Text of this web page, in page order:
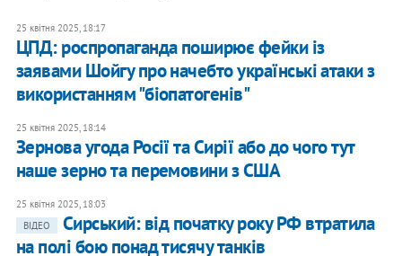
25 квітня 2025, 18:17
ЦПД: роспропаганда поширює фейки із
заявами Шойгу про начебто українські атаки з
використанням "біопатогенів"
25 квітня 2025, 18:14
Зернова угода Росії та Сирії або до чого тут
наше зерно та перемовини з США
25 квітня 2025, 18:03
ВІДЕО
Сирський: від початку року РФ втратила
на полі бою понад тисячу танків